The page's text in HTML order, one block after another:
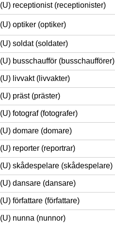
(U) receptionist (receptionister)
(U) optiker (optiker)
(U) soldat (soldater)
(U) busschaufför (busschaufförer)
(U) livvakt (livvakter)
(U) präst (präster)
(U) fotograf (fotografer)
(U) domare (domare)
(U) reporter (reportrar)
(U) skådespelare (skådespelare)
(U) dansare (dansare)
(U) författare (författare)
(U) nunna (nunnor)